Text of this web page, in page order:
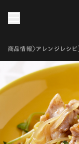
商品情報 アレンジレシピ